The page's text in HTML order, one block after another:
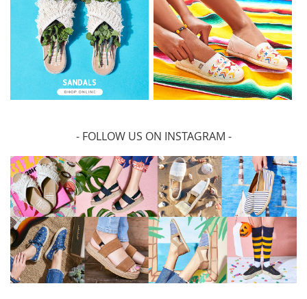
- FOLLOW US ON INSTAGRAM -